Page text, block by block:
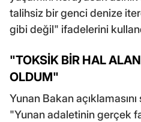
talihsiz bir genci denize
gibi değil" ifadelerini
"TOKSİK BİR HAL
OLDUM"
Yunan Bakan
"Yunan adaletinin gerçek